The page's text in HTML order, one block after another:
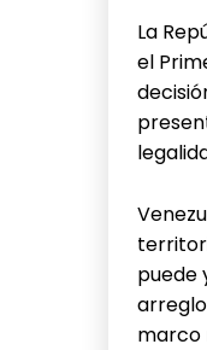
La
el
puede
marco